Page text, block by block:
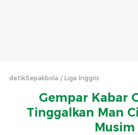
detikSepakbola Liga Inggris
Gempar Kabar
Tinggalkan Man
Musim